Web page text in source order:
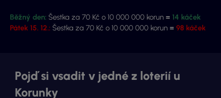
Běžný den: Šestka za 70 Kč o 10 000 000 korun = 14 káček
Pátek 15. 12.: Šestka za 70 Kč o 10 000 000 korun = 98 káček
Pojď si vsadit v jedné z loterií u
Korunky